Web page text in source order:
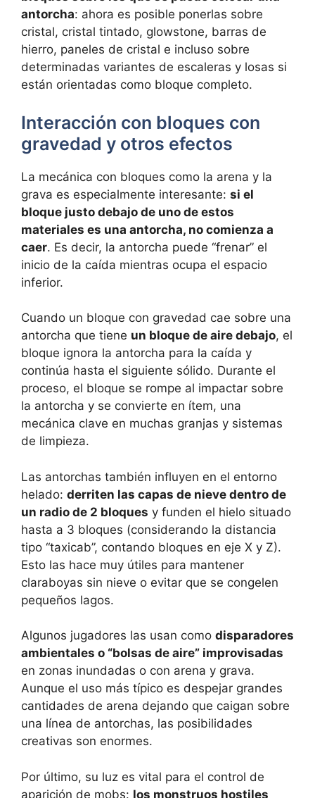
antorcha: ahora es posible ponerlas sobre
cristal, cristal tintado, glowstone, barras de
hierro, paneles de cristal e incluso sobre
determinadas variantes de escaleras y losas si
están orientadas como bloque completo.
Interacción con bloques con
gravedad y otros efectos
La mecánica con bloques como la arena y la
grava es especialmente interesante: si el
bloque justo debajo de uno de estos
materiales es una antorcha, no comienza a
caer. Es decir, la antorcha puede “frenar” el
inicio de la caída mientras ocupa el espacio
inferior.
Cuando un bloque con gravedad cae sobre una
antorcha que tiene un bloque de aire debajo, el
bloque ignora la antorcha para la caída y
continúa hasta el siguiente sólido. Durante el
proceso, el bloque se rompe al impactar sobre
la antorcha y se convierte en ítem, una
mecánica clave en muchas granjas y sistemas
de limpieza.
Las antorchas también influyen en el entorno
helado: derriten las capas de nieve dentro de
un radio de 2 bloques y funden el hielo situado
hasta a 3 bloques (considerando la distancia
tipo “taxicab”, contando bloques en eje X y Z).
Esto las hace muy útiles para mantener
claraboyas sin nieve o evitar que se congelen
pequeños lagos.
Algunos jugadores las usan como disparadores
ambientales o “bolsas de aire” improvisadas
en zonas inundadas o con arena y grava.
Aunque el uso más típico es despejar grandes
cantidades de arena dejando que caigan sobre
una línea de antorchas, las posibilidades
creativas son enormes.
Por último, su luz es vital para el control de
aparición de mobs: los monstruos hostiles